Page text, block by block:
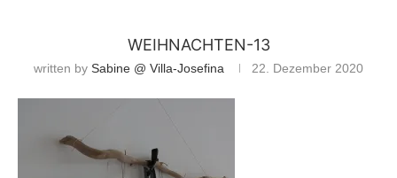
WEIHNACHTEN-13
written by Sabine @ Villa-Josefina 22. Dezember 2020